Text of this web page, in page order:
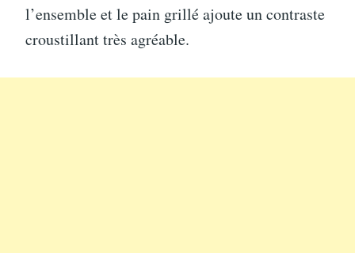
l’ensemble et le pain grillé ajoute un contraste
croustillant très agréable.